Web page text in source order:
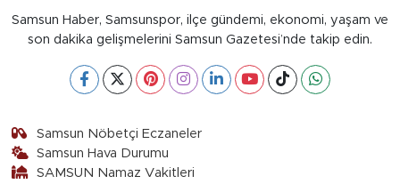
Samsun Haber, Samsunspor, ilçe gündemi, ekonomi, yaşam ve
son dakika gelişmelerini Samsun Gazetesi’nde takip edin.
Samsun Nöbetçi Eczaneler
Samsun Hava Durumu
SAMSUN Namaz Vakitleri